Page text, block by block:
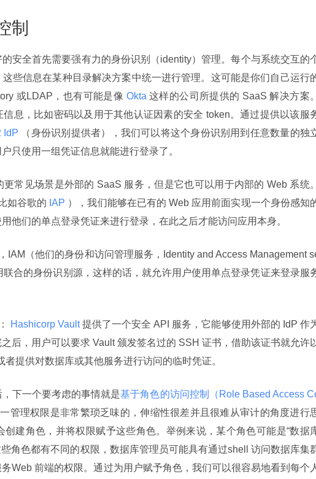
制
安全首先需要强有力的身份识别（identity）管理。每个与系统交互的
些信息在某种目录解决方案中统一进行管理。这可能是你们自己运行
或LDAP，也有可能是像 Okta 这样的公司所提供的 SaaS 解决方案。
息，比如密码以及用于其他认证因素的安全 token。通过提供以该服
IdP
（身份识别提供者），我们可以将这个身份识别用到任意数量的独
只使用一组凭证信息就能进行登录了。
常见场景是外部的 SaaS 服务，但是它也可以用于内部的 Web 系统。
如谷歌的 IAP ），我们能够在已有的 Web 应用前面实现一个身份感知
他们的单点登录凭证来进行登录，在此之后才能访问应用本身。
IAM（他们的身份和访问管理服务，Identity and Access Management
联合的身份识别源，这样的话，就允许用户使用单点登录凭证来登录服
Hashicorp Vault 提供了一个安全 API 服务，它能够使用外部的 IdP 作
后，用户可以要求 Vault 颁发签名过的 SSH 证书，借助该证书就允许
提供对数据库或其他服务进行访问的临时凭证。
下一个要考虑的事情就是基于角色的访问控制（Role Based Access
管理权限是非常繁琐乏味的，伸缩性很差并且很难从审计的角度进行
建角色，并将权限赋予这些角色。举例来说，某个角色可能是“数据
些角色都有不同的权限，数据库管理员可能具有通过shell 访问数据库集
Web 前端的权限。通过为用户赋予角色，我们可以很容易地看到每个